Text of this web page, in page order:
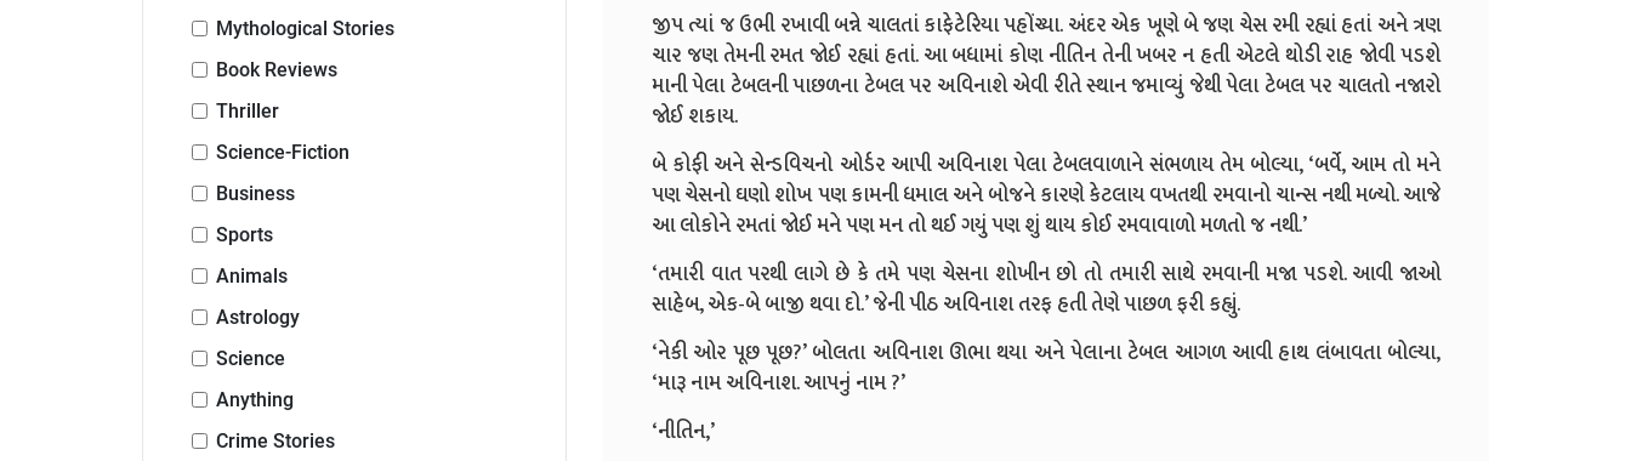
Mythological Stories
Book Reviews
Thriller
Science-Fiction
Business
Sports
Animals
Astrology
Science
Anything
Crime Stories
જીપ ત્યાં જ ઉભી રખાવી બન્ને ચાલતાં કાફેટેરિયા પહોંચ્યા. અંદર એક ખૂણે બે જણ ચેસ રમી રહ્યાં હતાં અને ત્રણ
ચાર જણ તેમની રમત જોઈ રહ્યાં હતાં. આ બધામાં કોણ નીતિન તેની ખબર ન હતી એટલે થોડી રાહ જોવી પડશે
માની પેલા ટેબલની પાછળના ટેબલ પર અવિનાશે એવી રીતે સ્થાન જમાવ્યું જેથી પેલા ટેબલ પર ચાલતો નજારો
જોઈ શકાય.
બે કોફી અને સેન્ડવિચનો ઓર્ડર આપી અવિનાશ પેલા ટેબલવાળાને સંભળાય તેમ બોલ્યા, ‘બર્વે, આમ તો મને
પણ ચેસનો ઘણો શોખ પણ કામની ધમાલ અને બોજને કારણે કેટલાય વખતથી રમવાનો ચાન્સ નથી મળ્યો. આજે
આ લોકોને રમતાં જોઈ મને પણ મન તો થઈ ગયું પણ શું થાય કોઈ રમવાવાળો મળતો જ નથી.’
‘તમારી વાત પરથી લાગે છે કે તમે પણ ચેસના શોખીન છો તો તમારી સાથે રમવાની મજા પડશે. આવી જાઓ
સાહેબ, એક-બે બાજી થવા દો.’ જેની પીઠ અવિનાશ તરફ હતી તેણે પાછળ ફરી કહ્યું.
‘નેકી ઓર પૂછ પૂછ?’ બોલતા અવિનાશ ઊભા થયા અને પેલાના ટેબલ આગળ આવી હાથ લંબાવતા બોલ્યા,
‘મારૂ નામ અવિનાશ. આપનું નામ ?’
‘નીતિન,’